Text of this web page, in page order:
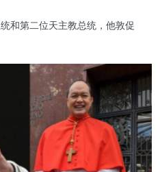
和第二位天主教总统，他敦促